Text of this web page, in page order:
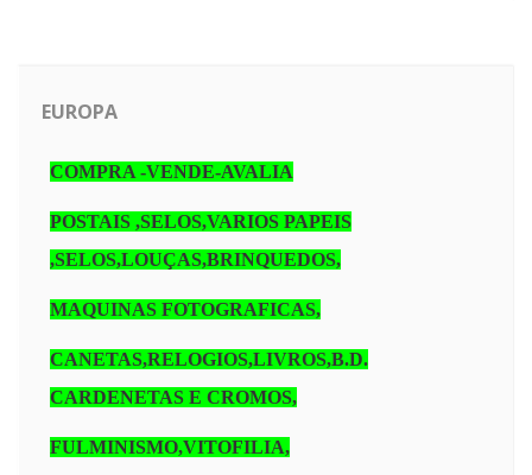
EUROPA
COMPRA -VENDE-AVALIA
POSTAIS ,SELOS,VARIOS PAPEIS
,SELOS,LOUÇAS,BRINQUEDOS,
MAQUINAS FOTOGRAFICAS,
CANETAS,RELOGIOS,LIVROS,B.D.
CARDENETAS E CROMOS,
FULMINISMO,VITOFILIA,